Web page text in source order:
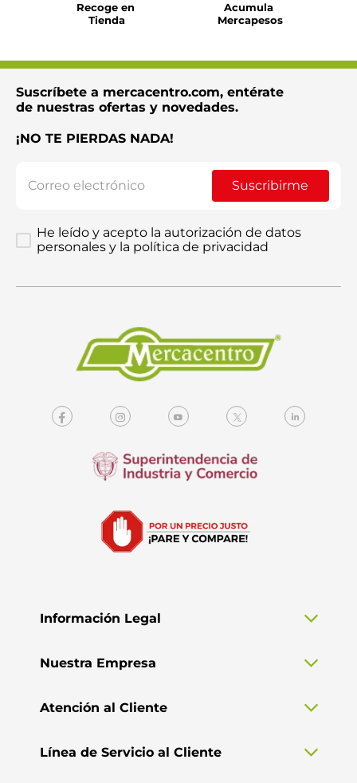
Recoge en
Tienda
Acumula
Mercapesos
Suscríbete a mercacentro.com, entérate
de nuestras ofertas y novedades.
¡NO TE PIERDAS NADA!
Suscribirme
He leído y acepto la autorización de datos
personales y la política de privacidad
Información Legal
Nuestra Empresa
Atención al Cliente
Línea de Servicio al Cliente